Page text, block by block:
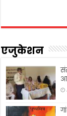
एजुकेशन